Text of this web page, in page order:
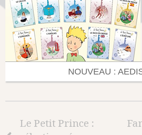
NOUVEAU :
Le Petit Prince :